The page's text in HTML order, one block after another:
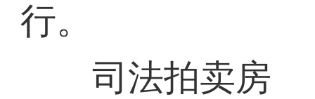
行。
司法拍卖房